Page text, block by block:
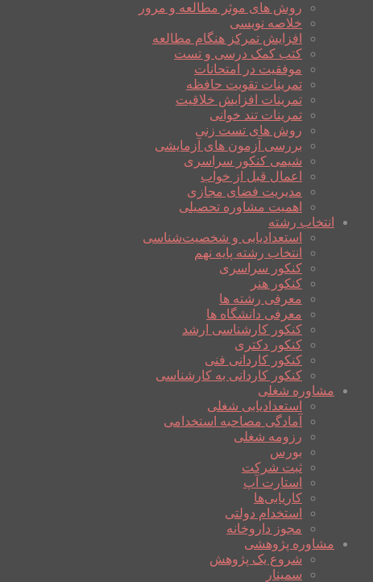
روش های موثر مطالعه و مرور
خلاصه نویسی
افزایش تمرکز هنگام مطالعه
کتب کمک درسی و تست
موفقیت در امتحانات
تمرینات تقویت حافظه
تمرینات افزایش خلاقیت
تمرینات تند خوانی
روش های تست زنی
بررسی آزمون های آزمایشی
شیمی کنکور سراسری
اعمال قبل از خواب
مدیریت فضای مجازی
اهمیت مشاوره تحصیلی
انتخاب رشته
استعدادیابی و شخصیت‌شناسی
انتخاب رشته پایه نهم
کنکور سراسری
کنکور هنر
معرفی رشته ها
معرفی دانشگاه ها
کنکور کارشناسی ارشد
کنکور دکتری
کنکور کاردانی فنی
کنکور کاردانی به کارشناسی
مشاوره شغلی
استعدادیابی شغلی
آمادگی مصاحبه استخدامی
رزومه شغلی
بورس
ثبت شرکت
استارت آپ
کاریابی‌ها
استخدام دولتی
مجوز داروخانه
مشاوره پژوهشی
شروع یک پژوهش
سمینار